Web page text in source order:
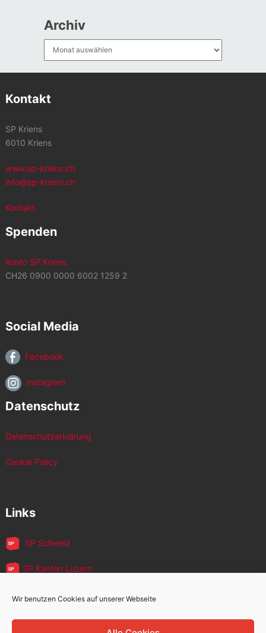
Wir benutzen Cookies auf unserer Webseite
Archiv
Kontakt
SP Kriens
6010 Kriens
www.sp-kriens.ch
info@sp-kriens.ch
Kontakt
Spenden
Konto SP Kriens
CH26 0900 0000 6002 1259 2
Social Media
Facebook
Instagram
Datenschutz
Datenschutzerklärung
Cookie Policy
Links
SP Schweiz
SP Kanton Luzern
JUSO Luzern
SP MigrantInnen